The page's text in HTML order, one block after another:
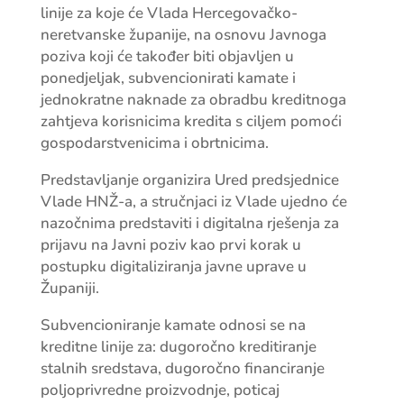
linije za koje će Vlada Hercegovačko-
neretvanske županije, na osnovu Javnoga
poziva koji će također biti objavljen u
ponedjeljak, subvencionirati kamate i
jednokratne naknade za obradbu kreditnoga
zahtjeva korisnicima kredita s ciljem pomoći
gospodarstvenicima i obrtnicima.
Predstavljanje organizira Ured predsjednice
Vlade HNŽ-a, a stručnjaci iz Vlade ujedno će
nazočnima predstaviti i digitalna rješenja za
prijavu na Javni poziv kao prvi korak u
postupku digitaliziranja javne uprave u
Županiji.
Subvencioniranje kamate odnosi se na
kreditne linije za: dugoročno kreditiranje
stalnih sredstava, dugoročno financiranje
poljoprivredne proizvodnje, poticaj